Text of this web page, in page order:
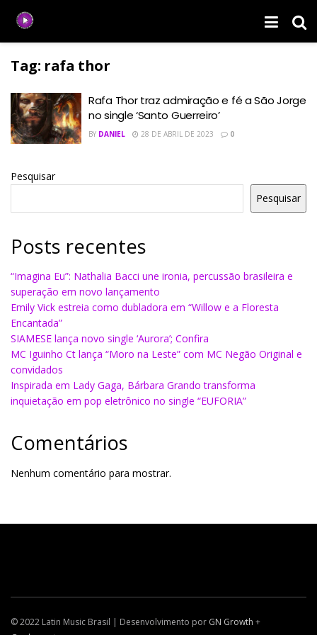
Tag: rafa thor
Rafa Thor traz admiração e fé a São Jorge
no single ‘Santo Guerreiro’
BY DANIEL 28 DE ABRIL DE 2023 0
Pesquisar
Pesquisar
Posts recentes
“Imagina Eu”: Nathalia Bacci une ironia, percussão brasileira e
superação em novo lançamento
Emily Vick estreia como dubladora em “Willow e a Floresta
Encantada”
SIAMESE lança novo single ‘Aurora’; Confira
MC Iguinho Ct lança “Moro na Leste” com MC Negão Original e
convidados
Inspirada em Lady Gaga, Bárbara Grando transforma
inquietação em pop eletrônico no single “EUFORIA”
Comentários
Nenhum comentário para mostrar.
© 2022 Latin Music Brasil | Desenvolvimento por GN Growth +